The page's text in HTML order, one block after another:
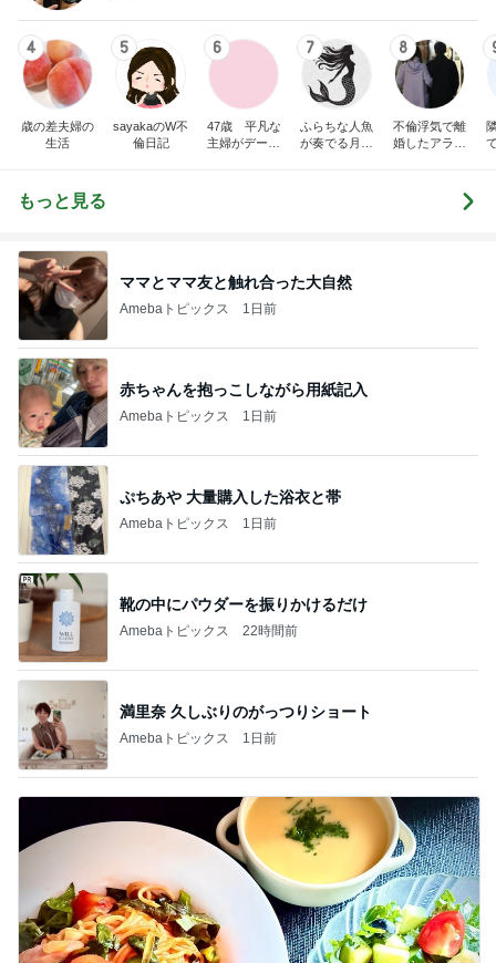
4
歳の差夫婦の
生活
5
sayakaのW不
倫日記
6
47歳 平凡な
主婦がデート
7
ふらちな人魚
が奏でる月夜
8
不倫浮気で離
婚したアラフ
もっと見る
ママとママ友と触れ合った大自然
Amebaトピックス 1日前
赤ちゃんを抱っこしながら用紙記入
Amebaトピックス 1日前
ぷちあや 大量購入した浴衣と帯
Amebaトピックス 1日前
靴の中にパウダーを振りかけるだけ
Amebaトピックス 22時間前
満里奈 久しぶりのがっつりショート
Amebaトピックス 1日前